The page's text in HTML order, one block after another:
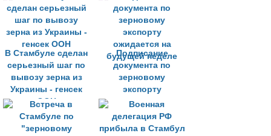
неделе
В Стамбуле сделан
серьезный шаг по
вывозу зерна из
Украины - генсек
ООН
Подписание
документа по
зерновому
экспорту
ожидается на
будущей неделе